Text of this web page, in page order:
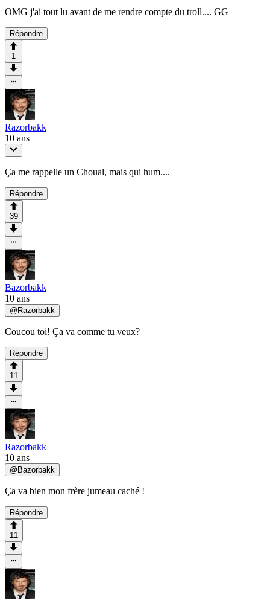
OMG j'ai tout lu avant de me rendre compte du troll.... GG
Répondre
1
Razorbakk
10 ans
Ça me rappelle un Choual, mais qui hum....
Répondre
39
Bazorbakk
10 ans
@ Razorbakk
Coucou toi! Ça va comme tu veux?
Répondre
11
Razorbakk
10 ans
@ Bazorbakk
Ça va bien mon frère jumeau caché !
Répondre
11